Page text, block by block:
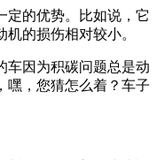
定的优势。比如说，它
的损伤相对较小。
车因为积碳问题总是动
嘿，您猜怎么着？车子